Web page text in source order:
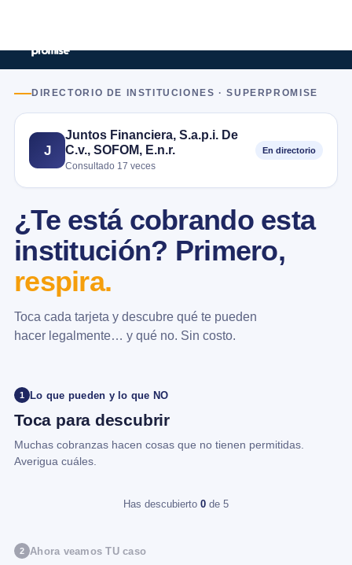
DIRECTORIO DE INSTITUCIONES · SUPERPROMISE
J
Juntos Financiera, S.a.p.i. De
C.v., SOFOM, E.n.r.
Consultado 17 veces
En directorio
¿Te está cobrando esta
institución? Primero,
respira.
Toca cada tarjeta y descubre qué te pueden
hacer legalmente… y qué no. Sin costo.
1 Lo que pueden y lo que NO
Toca para descubrir
Muchas cobranzas hacen cosas que no tienen permitidas.
Averigua cuáles.
Has descubierto 0 de 5
2 Ahora veamos TU caso